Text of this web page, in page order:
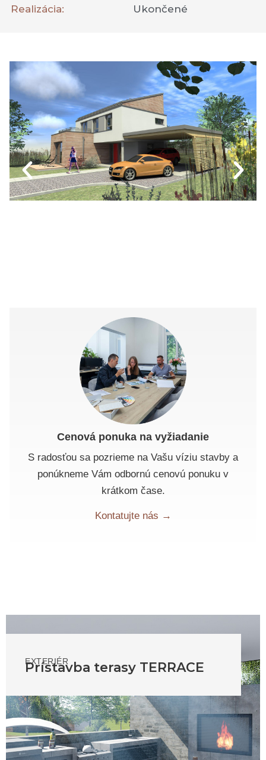
Realizácia: Ukončené
Cenová ponuka na vyžiadanie
S radosťou sa pozrieme na Vašu víziu stavby a
ponúkneme Vám odbornú cenovú ponuku v
krátkom čase.
Kontatujte nás →
EXTERIÉR
Prístavba terasy TERRACE